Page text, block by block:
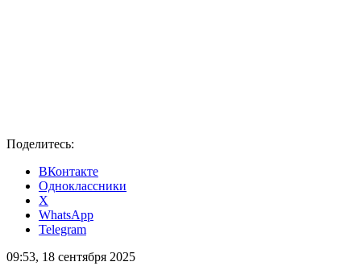
Поделитесь:
ВКонтакте
Одноклассники
X
WhatsApp
Telegram
09:53, 18 сентября 2025